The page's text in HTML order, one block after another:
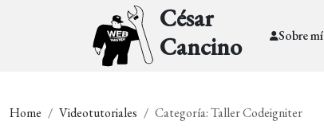
César
Cancino
Sobre mí
Home Videotutoriales Categoría: Taller Codeigniter